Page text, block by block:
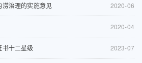
2020-06
涝治理的实施意见
2020-04
2023-07
十二星级